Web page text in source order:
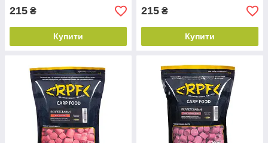
215 ₴
Купити
215 ₴
Купити